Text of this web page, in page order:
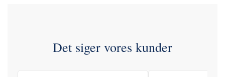
Det siger vores kunder